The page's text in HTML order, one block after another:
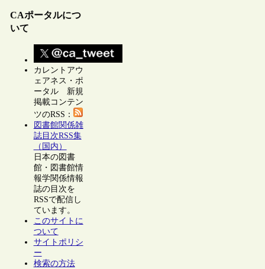
CAポータルにつ
いて
カレントアウ
ェアネス・ポ
ータル 新規
掲載コンテン
ツのRSS：
図書館関係雑
誌目次RSS集
（国内）
日本の図書
館・図書館情
報学関係情報
誌の目次を
RSSで配信し
ています。
このサイトに
ついて
サイトポリシ
ー
検索の方法